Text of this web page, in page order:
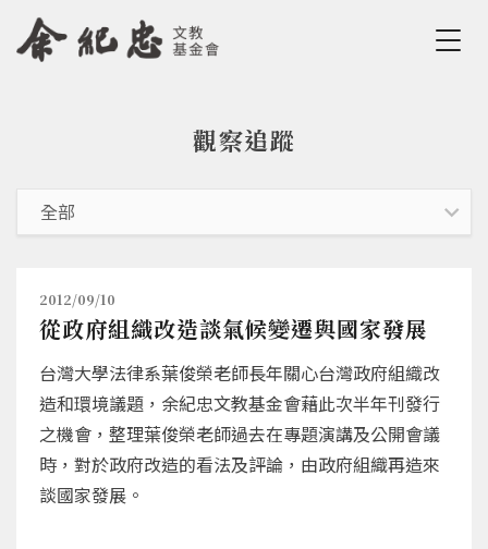
Jump to Navigation
Jump to Main content
觀察追蹤
2012/09/10
從政府組織改造談氣候變遷與國家發展
台灣大學法律系葉俊榮老師長年關心台灣政府組織改
造和環境議題，余紀忠文教基金會藉此次半年刊發行
之機會，整理葉俊榮老師過去在專題演講及公開會議
時，對於政府改造的看法及評論，由政府組織再造來
談國家發展。